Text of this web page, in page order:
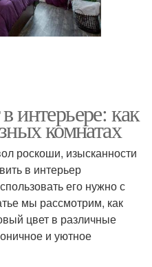
интерьере: как
комнатах
роскоши, изысканности
в интерьер
его нужно с
мы рассмотрим, как
цвет в различные
и уютное